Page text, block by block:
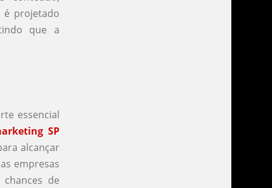
é projetado
que a
essencial
SP
alcançar
empresas
de